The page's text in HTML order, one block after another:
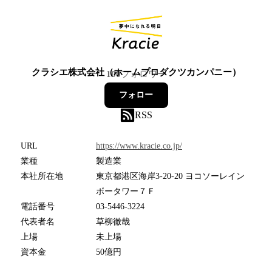
クラシエ株式会社（ホームプロダクツカンパニー）
100フォロワー
フォロー
RSS
URL
https://www.kracie.co.jp/
業種
製造業
本社所在地
東京都港区海岸3-20-20 ヨコソーレイン
ボータワー７Ｆ
電話番号
03-5446-3224
代表者名
草柳徹哉
上場
未上場
資本金
50億円